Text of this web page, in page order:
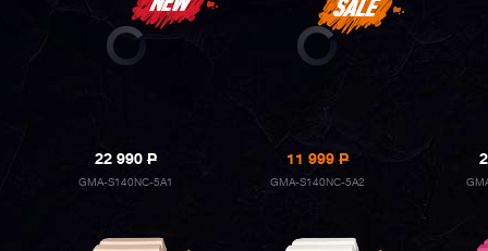
22 990P
GMA-S140NC-5A1
11 999P
GMA-S140NC-5A2